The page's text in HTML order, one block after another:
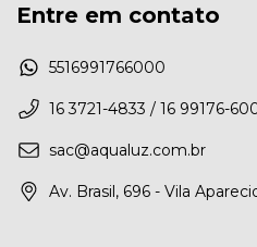
Entre em contato
5516991766000
16 3721-4833 / 16 99176-
sac@aqualuz.com.br
Av. Brasil, 696 - Vila